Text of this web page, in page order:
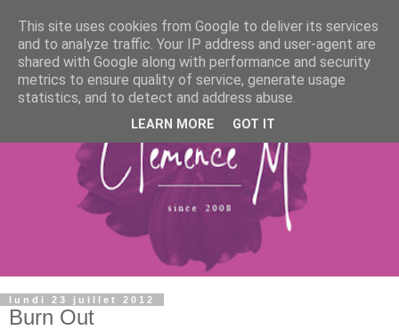
lundi 23 juillet 2012
Burn Out
This site uses cookies from Google to deliver its services
and to analyze traffic. Your IP address and user-agent are
shared with Google along with performance and security
metrics to ensure quality of service, generate usage
statistics, and to detect and address abuse.
LEARN MORE GOT IT